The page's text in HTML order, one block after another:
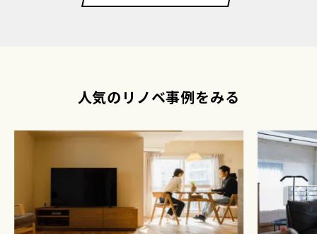
人気のリノベ事例をみる